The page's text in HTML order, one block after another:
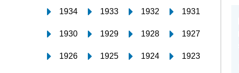
1934 1933 1932 1931
1930 1929 1928 1927
1926 1925 1924 1923